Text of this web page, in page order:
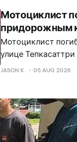
Мотоциклист
придорожным
Мотоциклист
улице
полиции.
JASON K. 05 AUG 2026